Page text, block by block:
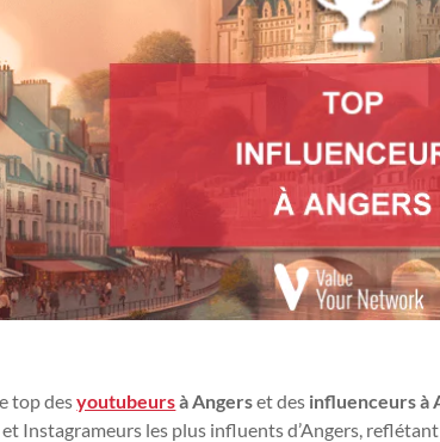
top desyoutubeursà Angerset des influenceurs à
Instagrameurs les plus influents d’Angers,